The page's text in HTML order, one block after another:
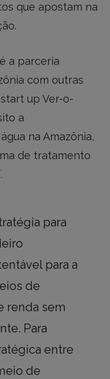
que apostam na
a parceria
com outras
up Ver-o-
a
na Amazônia,
de tratamento
para
para a
de
renda sem
Para
entre
de